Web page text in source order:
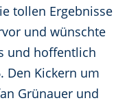
tollen Ergebnisse
und wünschte
und hoffentlich
Den Kickern um
Grünauer und